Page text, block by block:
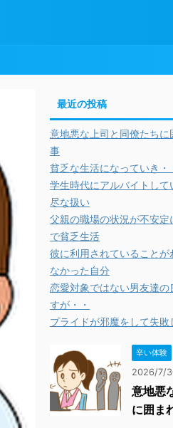
最近の投稿
意地悪な上司と同僚たち
事
貧乏な生活になっていき・
学生時代にアルバイトして
尽な扱い
父親の職場の状況が不安定
で貧乏生活
彼に利用されていること
なかった自分
恋愛対象ではない男友達
すが・・
プライドが邪魔をして失敗
辛い体験
2026/7/
意地悪
に囲ま